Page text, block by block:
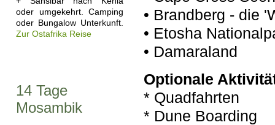
oder umgekehrt. Camping
oder Bungalow Unterkunft.
Zur Ostafrika Reise
14 Tage
Mosambik
• Brandberg - die
• Etosha
• Damaraland
Optionale
* Quadfahrten
* Dune Boarding